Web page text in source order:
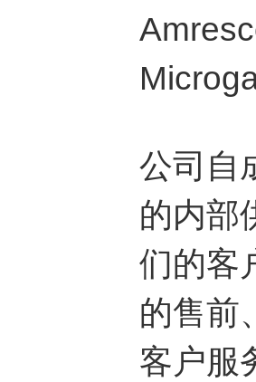
公司自
的内部
们的客
的售前
客户服